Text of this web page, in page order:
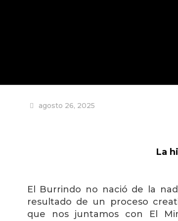
agosto 26, 2025
La
El Burrindo no nació de la
resultado de un proceso
que nos juntamos con El